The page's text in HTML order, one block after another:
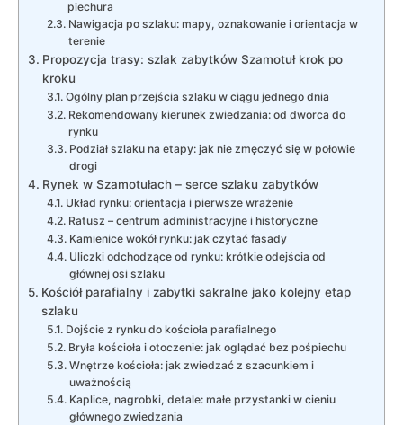
piechura
Nawigacja po szlaku: mapy, oznakowanie i orientacja w
terenie
Propozycja trasy: szlak zabytków Szamotuł krok po
kroku
Ogólny plan przejścia szlaku w ciągu jednego dnia
Rekomendowany kierunek zwiedzania: od dworca do
rynku
Podział szlaku na etapy: jak nie zmęczyć się w połowie
drogi
Rynek w Szamotułach – serce szlaku zabytków
Układ rynku: orientacja i pierwsze wrażenie
Ratusz – centrum administracyjne i historyczne
Kamienice wokół rynku: jak czytać fasady
Uliczki odchodzące od rynku: krótkie odejścia od
głównej osi szlaku
Kościół parafialny i zabytki sakralne jako kolejny etap
szlaku
Dojście z rynku do kościoła parafialnego
Bryła kościoła i otoczenie: jak oglądać bez pośpiechu
Wnętrze kościoła: jak zwiedzać z szacunkiem i
uważnością
Kaplice, nagrobki, detale: małe przystanki w cieniu
głównego zwiedzania